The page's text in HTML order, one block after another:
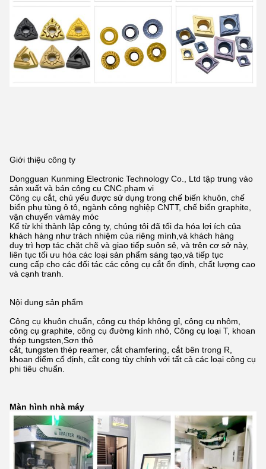
Giới thiệu công ty
Dongguan Kunming Electronic Technology Co., Ltd tập trung vào
sản xuất và bán công cụ CNC.phạm vi
Công cụ cắt, chủ yếu được sử dụng trong chế biến khuôn, chế
biến phụ tùng ô tô, ngành công nghiệp CNTT, chế biến graphite,
vận chuyển vàmáy móc
Kể từ khi thành lập công ty, chúng tôi đã tối đa hóa lợi ích của
khách hàng như trách nhiệm của riêng mình,và khách hàng
duy trì hợp tác chặt chẽ và giao tiếp suôn sẻ, và trên cơ sở này,
liên tục tối ưu hóa các loại sản phẩm sáng tạo,và tiếp tục
cung cấp cho các đối tác các công cụ cắt ổn định, chất lượng cao
và cạnh tranh.
Nội dung sản phẩm
Công cụ khuôn chuẩn, công cụ thép không gỉ, công cụ nhôm,
công cụ graphite, công cụ đường kính nhỏ, Công cụ loại T, khoan
thép tungsten,Sơn thô
cắt, tungsten thép reamer, cắt chamfering, cắt bên trong R,
khoan điểm cố định, cắt cong tùy chỉnh với tất cả các loại công cụ
phi tiêu chuẩn.
Màn hình nhà máy